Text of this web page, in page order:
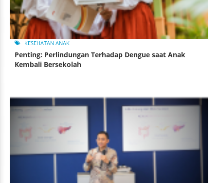
KESEHATAN ANAK
Penting: Perlindungan Terhadap Dengue saat Anak
Kembali Bersekolah